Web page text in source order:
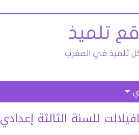
للسنة الثالثة إعدادي 2014